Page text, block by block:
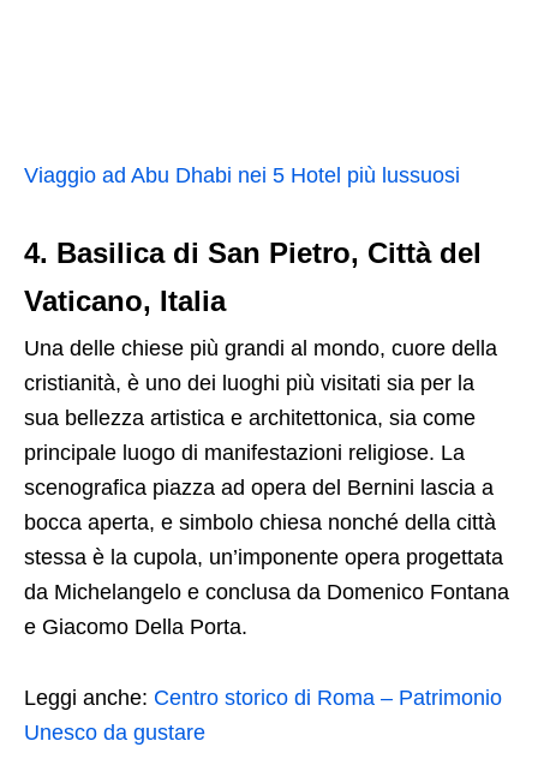
Viaggio ad Abu Dhabi nei 5 Hotel più lussuosi
4. Basilica di San Pietro, Città del
Vaticano, Italia
Una delle chiese più grandi al mondo, cuore della
cristianità, è uno dei luoghi più visitati sia per la
sua bellezza artistica e architettonica, sia come
principale luogo di manifestazioni religiose. La
scenografica piazza ad opera del Bernini lascia a
bocca aperta, e simbolo chiesa nonché della città
stessa è la cupola, un’imponente opera progettata
da Michelangelo e conclusa da Domenico Fontana
e Giacomo Della Porta.
Leggi anche: Centro storico di Roma – Patrimonio
Unesco da gustare